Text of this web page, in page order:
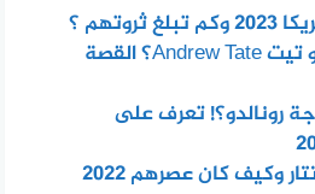
؟
من هو الملاكم آندرو تيت Andrew Tate؟ القصة
رونالدو؟! تعرف على
وكيف كان عصرهم 2022